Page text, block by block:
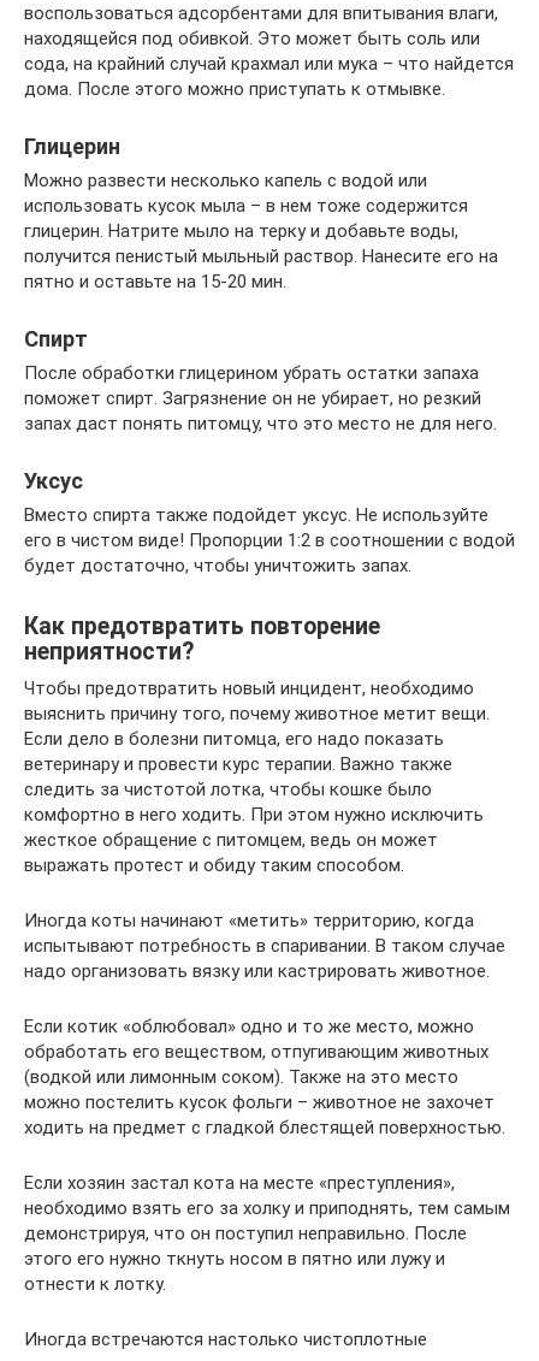
воспользоваться адсорбентами для впитывания влаги,
находящейся под обивкой. Это может быть соль или
сода, на крайний случай крахмал или мука – что найдется
дома. После этого можно приступать к отмывке.
Глицерин
Можно развести несколько капель с водой или
использовать кусок мыла – в нем тоже содержится
глицерин. Натрите мыло на терку и добавьте воды,
получится пенистый мыльный раствор. Нанесите его на
пятно и оставьте на 15-20 мин.
Спирт
После обработки глицерином убрать остатки запаха
поможет спирт. Загрязнение он не убирает, но резкий
запах даст понять питомцу, что это место не для него.
Уксус
Вместо спирта также подойдет уксус. Не используйте
его в чистом виде! Пропорции 1:2 в соотношении с водой
будет достаточно, чтобы уничтожить запах.
Как предотвратить повторение
неприятности?
Чтобы предотвратить новый инцидент, необходимо
выяснить причину того, почему животное метит вещи.
Если дело в болезни питомца, его надо показать
ветеринару и провести курс терапии. Важно также
следить за чистотой лотка, чтобы кошке было
комфортно в него ходить. При этом нужно исключить
жесткое обращение с питомцем, ведь он может
выражать протест и обиду таким способом.
Иногда коты начинают «метить» территорию, когда
испытывают потребность в спаривании. В таком случае
надо организовать вязку или кастрировать животное.
Если котик «облюбовал» одно и то же место, можно
обработать его веществом, отпугивающим животных
(водкой или лимонным соком). Также на это место
можно постелить кусок фольги – животное не захочет
ходить на предмет с гладкой блестящей поверхностью.
Если хозяин застал кота на месте «преступления»,
необходимо взять его за холку и приподнять, тем самым
демонстрируя, что он поступил неправильно. После
этого его нужно ткнуть носом в пятно или лужу и
отнести к лотку.
Иногда встречаются настолько чистоплотные